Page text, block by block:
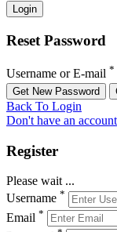
Reset Password
Username or E-mail *
Back To Login
Don't have an account
Register
Please wait ...
Username *
Email *